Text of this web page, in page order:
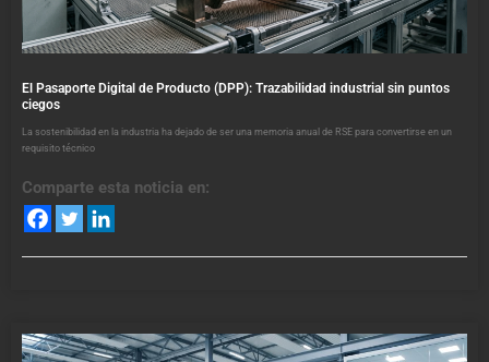
El Pasaporte Digital de Producto (DPP): Trazabilidad industrial sin puntos
ciegos
La sostenibilidad en la industria ha dejado de ser una memoria anual de RSE para convertirse en un
requisito técnico
Comparte esta noticia en: